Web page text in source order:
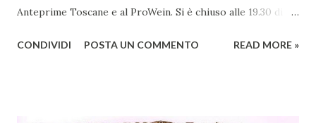
Anteprime Toscane e al ProWein. Si è chiuso alle 19.30 di
presso l’Hotel Regina di Vienna dalla società Wein & Kultur,
CONDIVIDI POSTA UN COMMENTO READ MORE »